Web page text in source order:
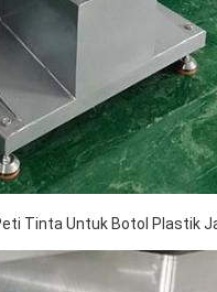
Tinta Untuk Botol Plastik